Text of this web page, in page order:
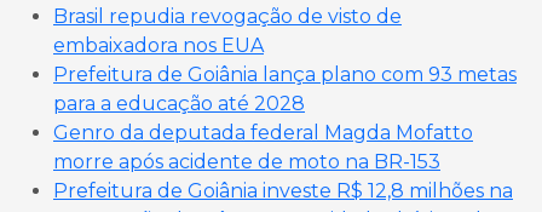
Brasil repudia revogação de visto de
embaixadora nos EUA
Prefeitura de Goiânia lança plano com 93 metas
para a educação até 2028
Genro da deputada federal Magda Mofatto
morre após acidente de moto na BR-153
Prefeitura de Goiânia investe R$ 12,8 milhões na